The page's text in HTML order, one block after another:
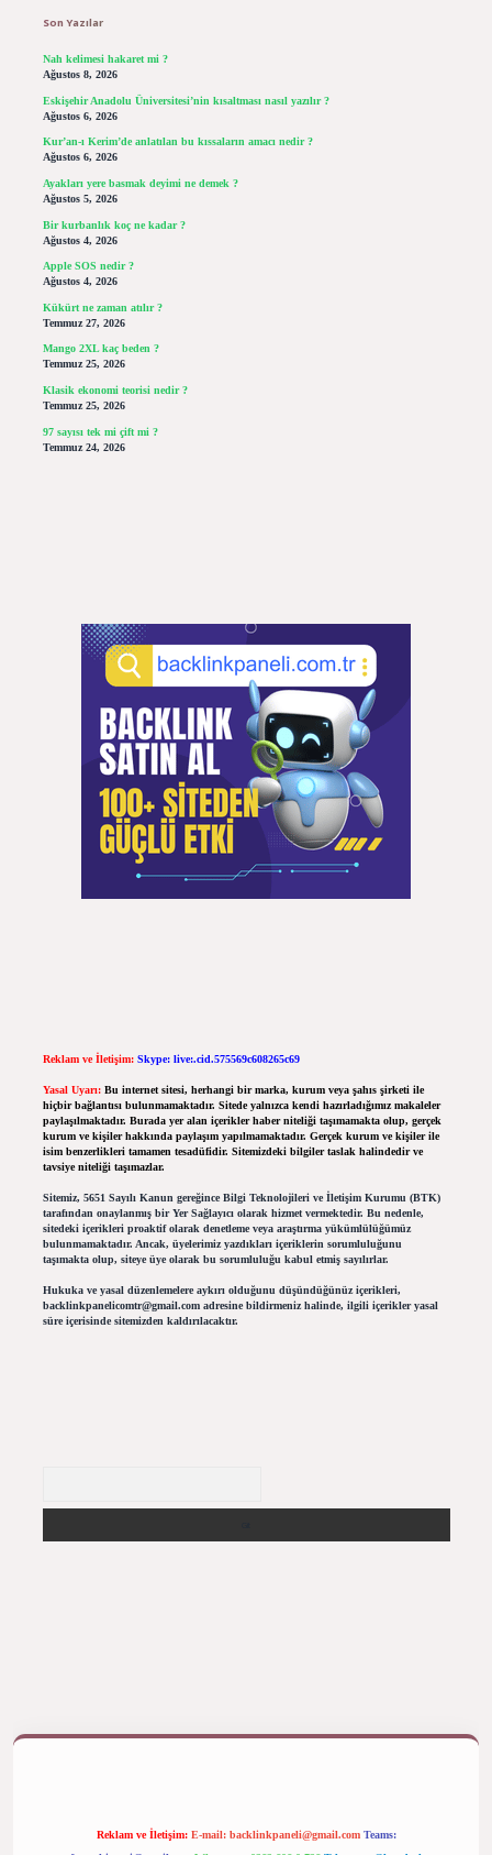
Son Yazılar
Nah kelimesi hakaret mi ?
Ağustos 8, 2026
Eskişehir Anadolu Üniversitesi’nin kısaltması nasıl yazılır ?
Ağustos 6, 2026
Kur’an-ı Kerim’de anlatılan bu kıssaların amacı nedir ?
Ağustos 6, 2026
Ayakları yere basmak deyimi ne demek ?
Ağustos 5, 2026
Bir kurbanlık koç ne kadar ?
Ağustos 4, 2026
Apple SOS nedir ?
Ağustos 4, 2026
Kükürt ne zaman atılır ?
Temmuz 27, 2026
Mango 2XL kaç beden ?
Temmuz 25, 2026
Klasik ekonomi teorisi nedir ?
Temmuz 25, 2026
97 sayısı tek mi çift mi ?
Temmuz 24, 2026
Reklam ve İletişim: Skype: live:.cid.575569c608265c69
Yasal Uyarı: Bu internet sitesi, herhangi bir marka, kurum veya şahıs şirketi ile
hiçbir bağlantısı bulunmamaktadır. Sitede yalnızca kendi hazırladığımız makaleler
paylaşılmaktadır. Burada yer alan içerikler haber niteliği taşımamakta olup, gerçek
kurum ve kişiler hakkında paylaşım yapılmamaktadır. Gerçek kurum ve kişiler ile
isim benzerlikleri tamamen tesadüfidir. Sitemizdeki bilgiler taslak halindedir ve
tavsiye niteliği taşımazlar.
Sitemiz, 5651 Sayılı Kanun gereğince Bilgi Teknolojileri ve İletişim Kurumu (BTK)
tarafından onaylanmış bir Yer Sağlayıcı olarak hizmet vermektedir. Bu nedenle,
sitedeki içerikleri proaktif olarak denetleme veya araştırma yükümlülüğümüz
bulunmamaktadır. Ancak, üyelerimiz yazdıkları içeriklerin sorumluluğunu
taşımakta olup, siteye üye olarak bu sorumluluğu kabul etmiş sayılırlar.
Hukuka ve yasal düzenlemelere aykırı olduğunu düşündüğünüz içerikleri,
backlinkpanelicomtr@gmail.comadresine bildirmeniz halinde, ilgili içerikler yasal
süre içerisinde sitemizden kaldırılacaktır.
Reklam ve İletişim: E-mail: backlinkpaneli@gmail.com Teams: